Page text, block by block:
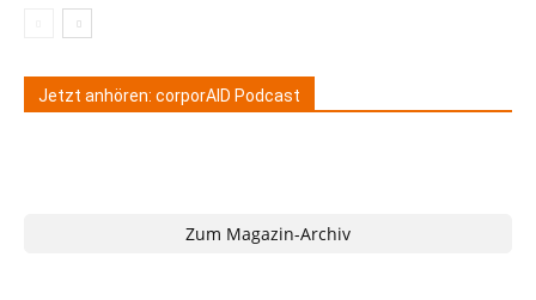
Jetzt anhören: corporAID Podcast
Zum Magazin-Archiv